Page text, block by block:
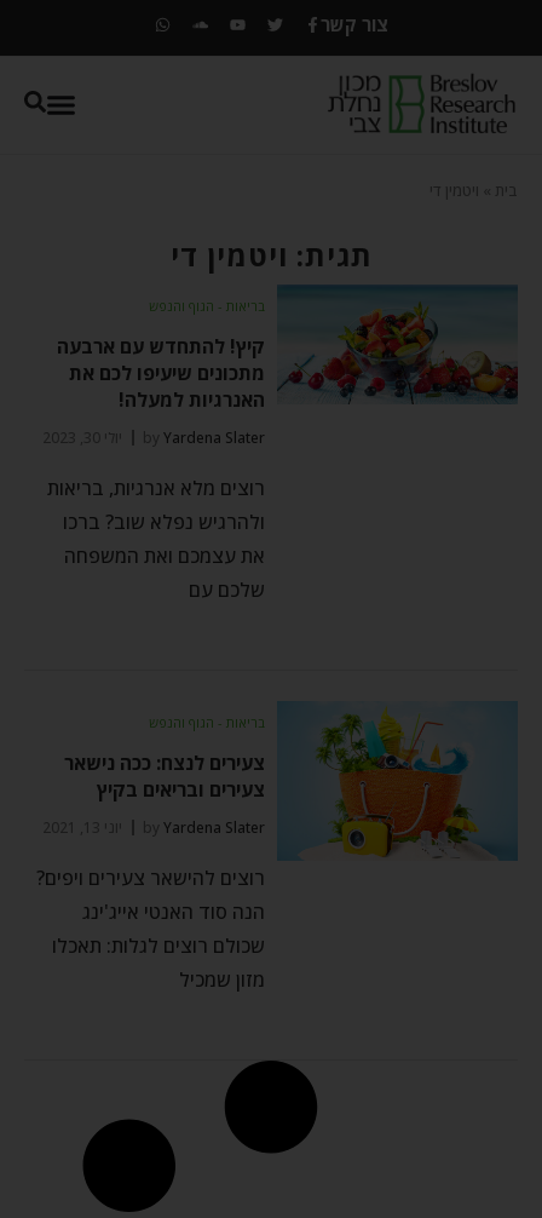
צור קשר
בית ויטמין די
תגית: ויטמין די
בריאות - הגוף והנפש
קיץ! להתחדש עם ארבעה
מתכונים שיעיפו לכם את
האנרגיות למעלה!
byYardena Slater יולי 30, 2023
רוצים מלא אנרגיות, בריאות
ולהרגיש נפלא שוב? ברכו
את עצמכם ואת המשפחה
שלכם עם
בריאות - הגוף והנפש
צעירים לנצח: ככה נישאר
צעירים ובריאים בקיץ
byYardena Slater יוני 13, 2021
רוצים להישאר צעירים ויפים?
הנה סוד האנטי אייג'ינג
שכולם רוצים לגלות: תאכלו
מזון שמכיל